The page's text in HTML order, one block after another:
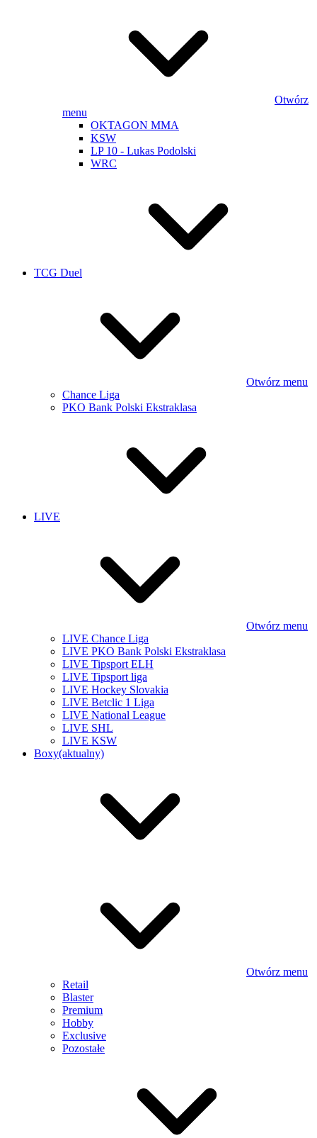
Otwórz
menu
OKTAGON MMA
KSW
LP 10 - Lukas Podolski
WRC
TCG Duel
Otwórz menu
Chance Liga
PKO Bank Polski Ekstraklasa
LIVE
Otwórz menu
LIVE Chance Liga
LIVE PKO Bank Polski Ekstraklasa
LIVE Tipsport ELH
LIVE Tipsport liga
LIVE Hockey Slovakia
LIVE Betclic 1 Liga
LIVE National League
LIVE SHL
LIVE KSW
Boxy(aktualny)
Otwórz menu
Retail
Blaster
Premium
Hobby
Exclusive
Pozostałe